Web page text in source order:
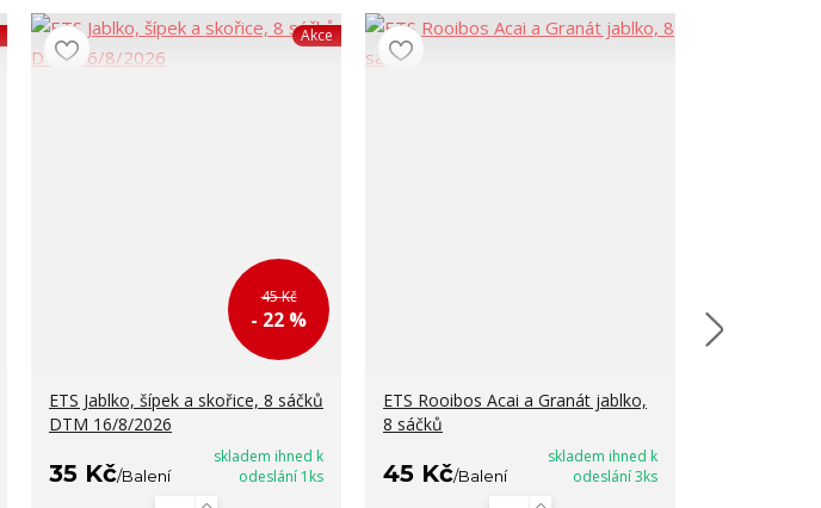
Akce
45 Kč
- 22 %
ETS Jablko, šípek a skořice, 8 sáčků
DTM 16/8/2026
35 Kč/Balení
skladem ihned k
odeslání 1ks
ETS Rooibos Acai a Granát jablko,
8 sáčků
45 Kč/Balení
skladem ihned k
odeslání 3ks